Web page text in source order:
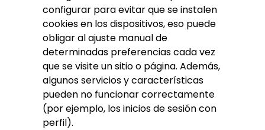
configurar para evitar que se instalen
cookies en los dispositivos, eso puede
obligar al ajuste manual de
determinadas preferencias cada vez
que se visite un sitio o página. Además,
algunos servicios y características
pueden no funcionar correctamente
(por ejemplo, los inicios de sesión con
perfil).